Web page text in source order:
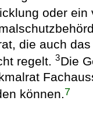
oder
die auch
regelt.3Die
können.7